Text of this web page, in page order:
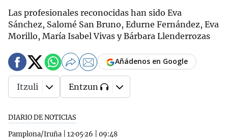
Las profesionales reconocidas han sido Eva
Sánchez, Salomé San Bruno, Edurne Fernández, Eva
Morillo, María Isabel Vivas y Bárbara Llenderrozas
DIARIO DE NOTICIAS
Pamplona/Iruña
12·05·26 09:48
Añádenos en Google
Itzuli Entzun